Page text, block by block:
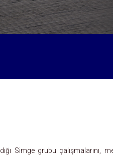
Simge grubu çalışmalarını,